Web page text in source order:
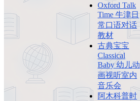
Oxford Talk
Time 牛津日
常口语对话
教材
古典宝宝
Classical
Baby 幼儿动
画视听室内
音乐会
阿木科普时